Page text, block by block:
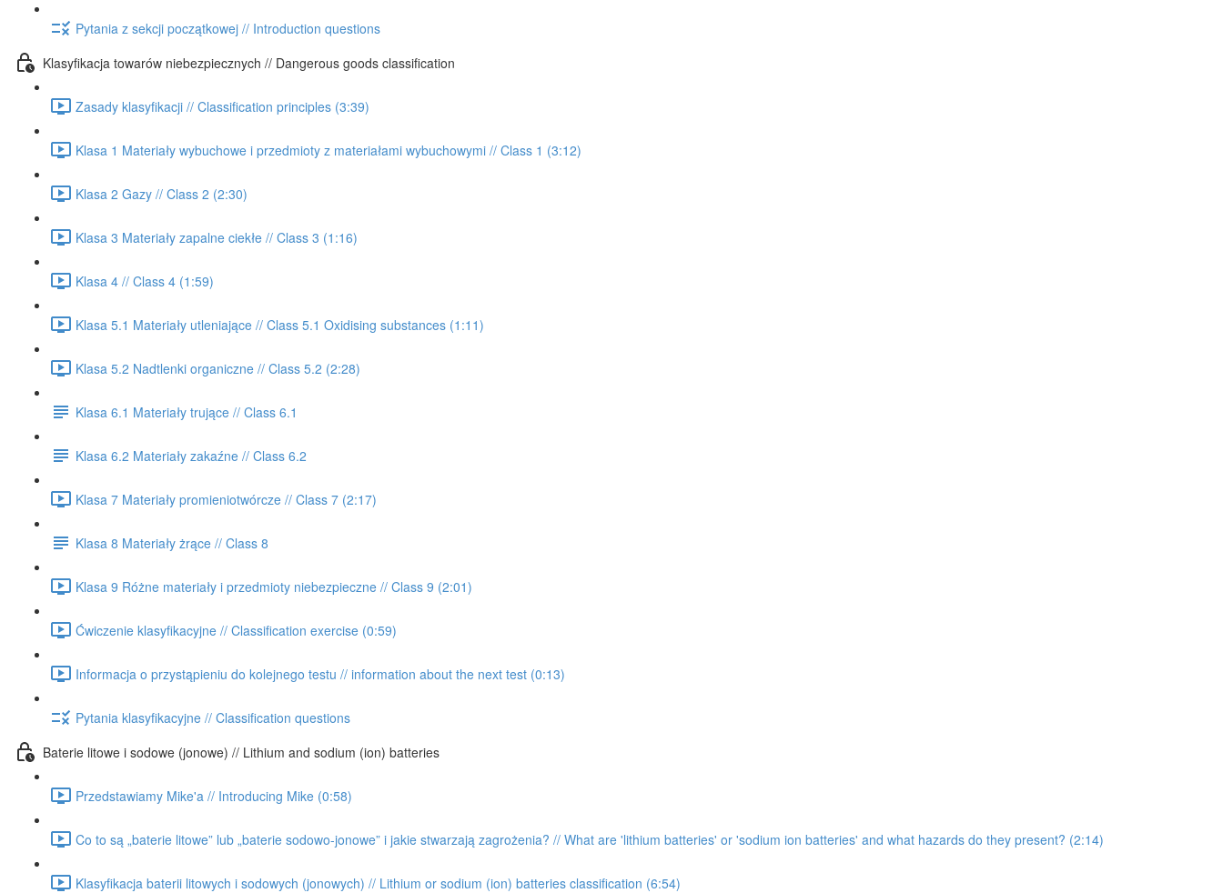
Pytania z sekcji początkowej // Introduction questions
Klasyfikacja towarów niebezpiecznych // Dangerous goods classification
Zasady klasyfikacji // Classification principles (3:39)
Klasa 1 Materiały wybuchowe i przedmioty z materiałami wybuchowymi // Class 1 (3:12)
Klasa 2 Gazy // Class 2 (2:30)
Klasa 3 Materiały zapalne ciekłe // Class 3 (1:16)
Klasa 4 // Class 4 (1:59)
Klasa 5.1 Materiały utleniające // Class 5.1 Oxidising substances (1:11)
Klasa 5.2 Nadtlenki organiczne // Class 5.2 (2:28)
Klasa 6.1 Materiały trujące // Class 6.1
Klasa 6.2 Materiały zakaźne // Class 6.2
Klasa 7 Materiały promieniotwórcze // Class 7 (2:17)
Klasa 8 Materiały żrące // Class 8
Klasa 9 Różne materiały i przedmioty niebezpieczne // Class 9 (2:01)
Ćwiczenie klasyfikacyjne // Classification exercise (0:59)
Informacja o przystąpieniu do kolejnego testu // information about the next test (0:13)
Pytania klasyfikacyjne // Classification questions
Baterie litowe i sodowe (jonowe) // Lithium and sodium (ion) batteries
Przedstawiamy Mike'a // Introducing Mike (0:58)
Co to są „baterie litowe” lub „baterie sodowo-jonowe” i jakie stwarzają zagrożenia? // What are 'lithium batteries' or 'sodium ion batteries' and what hazards do they present? (2:14)
Klasyfikacja baterii litowych i sodowych (jonowych) // Lithium or sodium (ion) batteries classification (6:54)